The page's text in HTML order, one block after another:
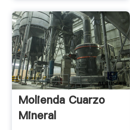
Molienda Cuarzo
Mineral